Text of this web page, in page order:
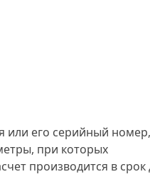
или его серийный номер,
при которых
производится в срок